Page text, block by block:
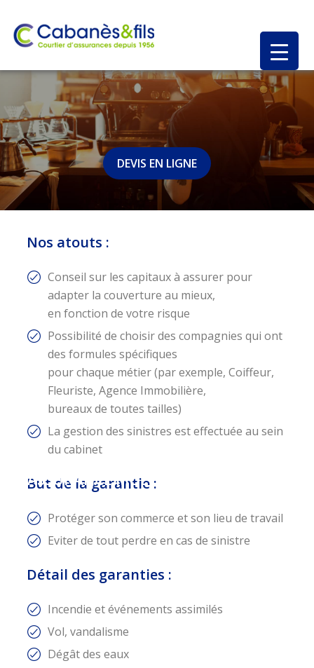
DEVIS EN LIGNE
ASSURANCE MULTIRISQUE COMMERCE
Nos atouts :
Conseil sur les capitaux à assurer pour
adapter la couverture au mieux,
en fonction de votre risque
Possibilité de choisir des compagnies qui ont
des formules spécifiques
pour chaque métier (par exemple, Coiffeur,
Fleuriste, Agence Immobilière,
bureaux de toutes tailles)
La gestion des sinistres est effectuée au sein
du cabinet
But de la garantie :
Protéger son commerce et son lieu de travail
Eviter de tout perdre en cas de sinistre
Détail des garanties :
Incendie et événements assimilés
Vol, vandalisme
Dégât des eaux